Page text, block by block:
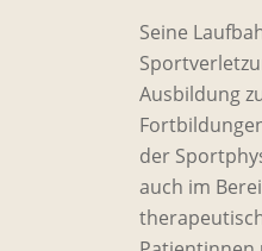
Seine
Ausbildung
der
auch im